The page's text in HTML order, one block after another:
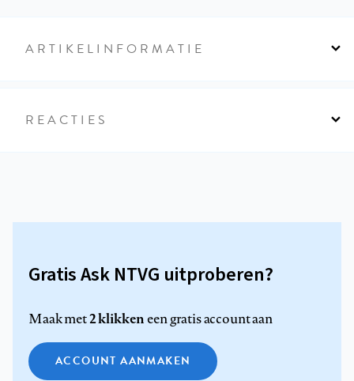
ARTIKELINFORMATIE
REACTIES
Gratis Ask NTVG uitproberen?
Maak met2 klikkeneen gratis account aan
ACCOUNT AANMAKEN